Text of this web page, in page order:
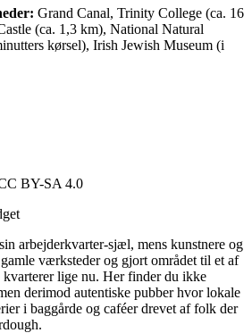
Grand Canal, Trinity College (ca. 16
(ca. 1,3 km), National Natural
kørsel), Irish Jewish Museum (i
BY-SA 4.0
arbejderkvarter-sjæl, mens kunstnere og
værksteder og gjort området til et af
lige nu. Her finder du ikke
derimod autentiske pubber hvor lokale
i baggårde og caféer drevet af folk der